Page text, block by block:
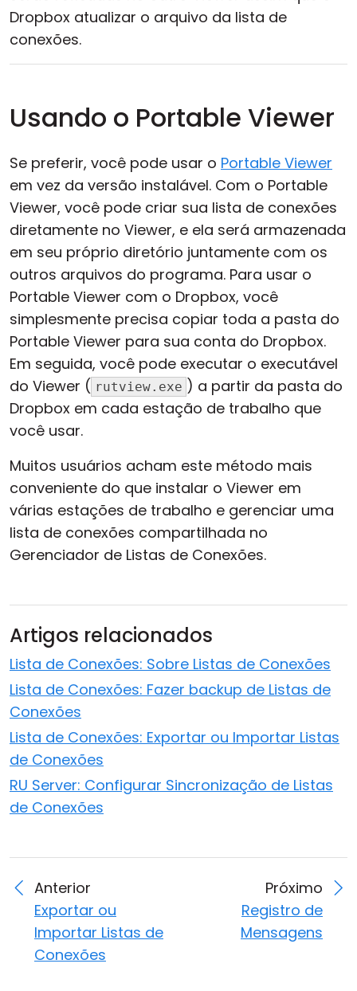
Dropbox atualizar o arquivo da lista de
conexões.
Usando o Portable Viewer
Se preferir, você pode usar o Portable Viewer
em vez da versão instalável. Com o Portable
Viewer, você pode criar sua lista de conexões
diretamente no Viewer, e ela será armazenada
em seu próprio diretório juntamente com os
outros arquivos do programa. Para usar o
Portable Viewer com o Dropbox, você
simplesmente precisa copiar toda a pasta do
Portable Viewer para sua conta do Dropbox.
Em seguida, você pode executar o executável
do Viewer ( rutview.exe ) a partir da pasta do
Dropbox em cada estação de trabalho que
você usar.
Muitos usuários acham este método mais
conveniente do que instalar o Viewer em
várias estações de trabalho e gerenciar uma
lista de conexões compartilhada no
Gerenciador de Listas de Conexões.
Artigos relacionados
Lista de Conexões: Sobre Listas de Conexões
Lista de Conexões: Fazer backup de Listas de
Conexões
Lista de Conexões: Exportar ou Importar Listas
de Conexões
RU Server: Configurar Sincronização de Listas
de Conexões
Anterior
Exportar ou
Importar Listas de
Conexões
Próximo
Registro de
Mensagens